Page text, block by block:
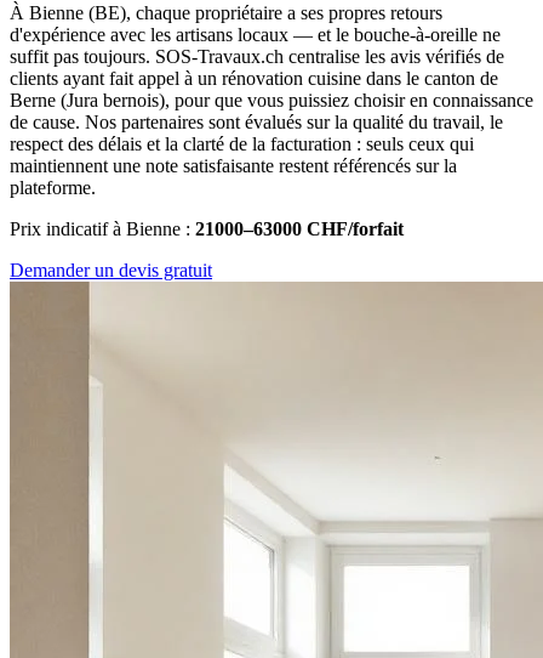
À Bienne (BE), chaque propriétaire a ses propres retours
d'expérience avec les artisans locaux — et le bouche-à-oreille ne
suffit pas toujours. SOS-Travaux.ch centralise les avis vérifiés de
clients ayant fait appel à un rénovation cuisine dans le canton de
Berne (Jura bernois), pour que vous puissiez choisir en connaissance
de cause. Nos partenaires sont évalués sur la qualité du travail, le
respect des délais et la clarté de la facturation : seuls ceux qui
maintiennent une note satisfaisante restent référencés sur la
plateforme.
Prix indicatif à Bienne : 21000–63000 CHF/forfait
Demander un devis gratuit